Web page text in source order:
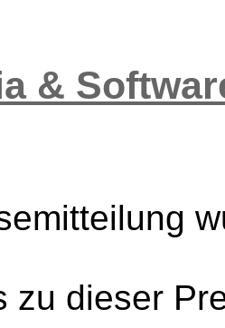
&
zu dieser